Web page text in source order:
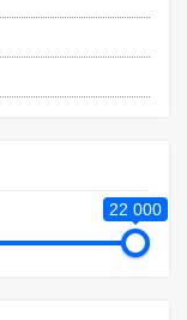
22 000